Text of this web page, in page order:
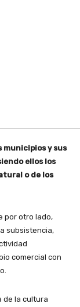
municipios y sus
ellos los
o de los
por otro lado,
subsistencia,
comercial con
de la cultura